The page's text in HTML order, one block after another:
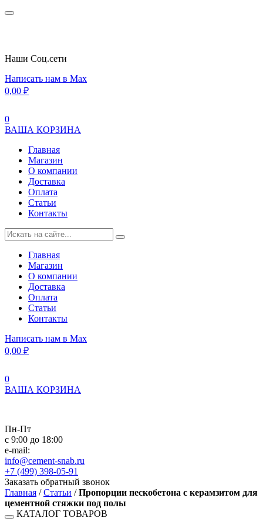
Наши Cоц.сети
Написать нам в Max
0,00 ₽
0
ВАША КОРЗИНА
Главная
Магазин
О компании
Доставка
Оплата
Статьи
Контакты
Главная
Магазин
О компании
Доставка
Оплата
Статьи
Контакты
Написать нам в Max
0,00 ₽
0
ВАША КОРЗИНА
Пн-Пт
с 9:00 до 18:00
e-mail:
info@cement-snab.ru
+7 (499) 398-05-91
Заказать обратный звонок
Главная /Статьи /Пропорции пескобетона с керамзитом для
цементной стяжки под полы
КАТАЛОГ ТОВАРОВ